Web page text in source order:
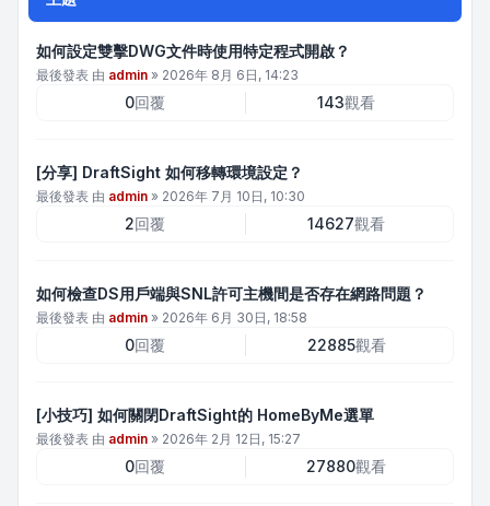
如何設定雙擊DWG文件時使用特定程式開啟？
最後發表 由 admin » 2026年 8月 6日, 14:23
0回覆 143觀看
[分享] DraftSight 如何移轉環境設定？
最後發表 由 admin » 2026年 7月 10日, 10:30
2回覆 14627觀看
如何檢查DS用戶端與SNL許可主機間是否存在網路問題？
最後發表 由 admin » 2026年 6月 30日, 18:58
0回覆 22885觀看
[小技巧] 如何關閉DraftSight的 HomeByMe選單
最後發表 由 admin » 2026年 2月 12日, 15:27
0回覆 27880觀看